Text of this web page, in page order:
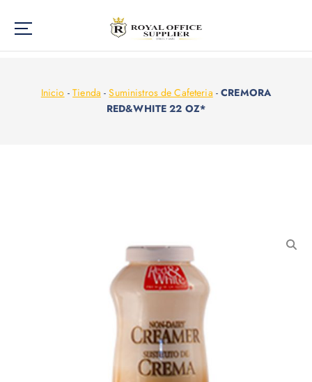
Inicio -Tienda -Suministros de Cafeteria -CREMORA
RED&WHITE 22 OZ*